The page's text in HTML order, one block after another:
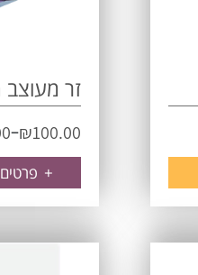
זר מעוצב
₪100.00
–
+